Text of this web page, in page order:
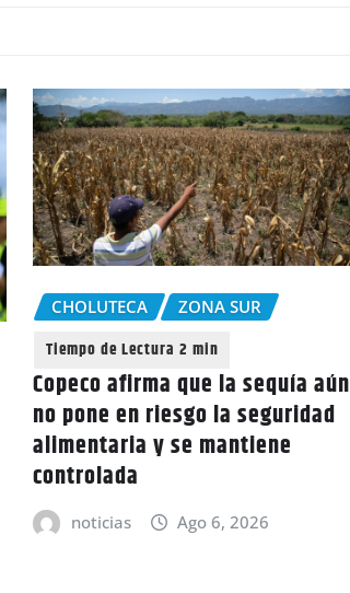
CHOLUTECA ZONA SUR
Copeco afirma que la sequía aún
no pone en riesgo la seguridad
alimentaria y se mantiene
controlada
noticias Ago 6, 2026